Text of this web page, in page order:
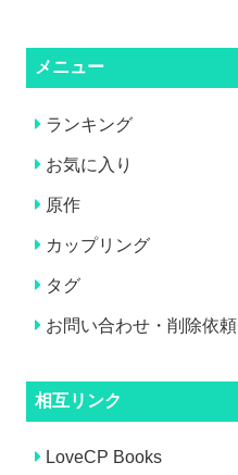
メニュー
ランキング
お気に入り
原作
カップリング
タグ
お問い合わせ・削除依頼
相互リンク
LoveCP Books